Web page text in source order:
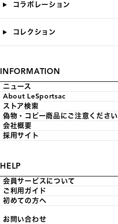
コラボレーション
コレクション
INFORMATION
ニュース
About LeSportsac
ストア検索
偽物・コピー商品にご注意ください
会社概要
採用サイト
HELP
会員サービスについて
ご利用ガイド
初めての方へ
お問い合わせ